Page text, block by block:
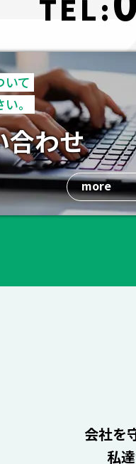
TEL:
いて
。
合わせ
more
会社を
私